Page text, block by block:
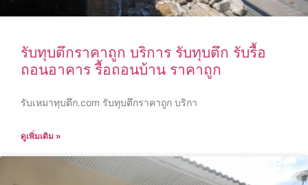
รับทุบตึกราคาถูก บริการ รับทุบตึก รับรื้อ
ถอนอาคาร รื้อถอนบ้าน ราคาถูก
รับเหมาทุบตึก.com รับทุบตึกราคาถูก บริกา
ดูเพิ่มเติม »